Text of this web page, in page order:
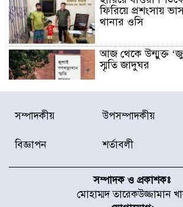
ফিরিয়ে প্রশংসায়
থানার ওসি
আজ থেকে উন্মুক্ত
স্মৃতি জাদুঘর
রাজধানীর উত্তরা
অফিসের সামনে
করেছে র‌্যাব-১
চূড়ান্ত পর্যায়ে : ইরান
সম্পাদকীয় উপসম্পাদকীয়
বিজ্ঞাপন শর্তাবলী
সম্পাদক ও প্রকাশকঃ
মোহাম্মদ তারেকউজ্জামান